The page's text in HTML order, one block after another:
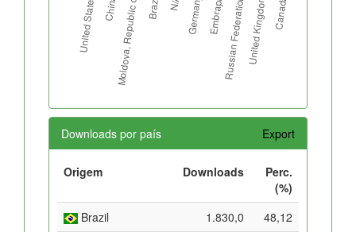
Downloads por país Export
Origem Downloads
Perc.
(%)
Brazil
1.830,0
48,12